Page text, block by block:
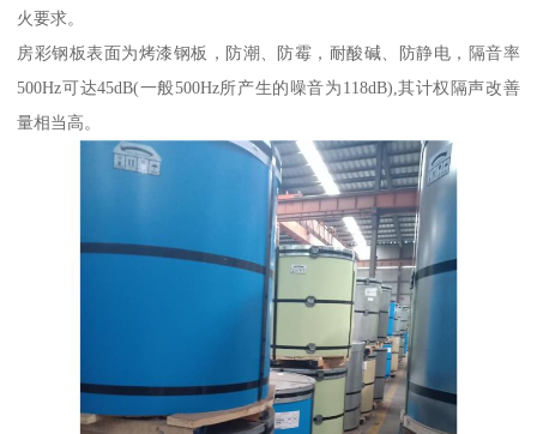
火要求。
房彩钢板表面为烤漆钢板，防潮、防霉，耐酸碱、防静电，隔音率
500Hz可达45dB(一般500Hz所产生的噪音为118dB),其计权隔声改善
量相当高。